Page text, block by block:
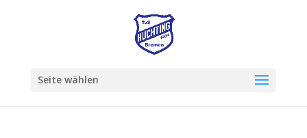
Seite wählen